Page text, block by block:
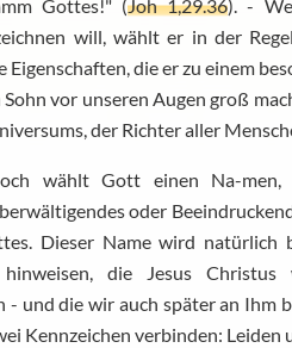
Gottes!" (Joh 1,29.36). -
will, wählt er in der
Eigenschaften, die er zu einem
vor unseren Augen groß
der Richter aller
wählt Gott einen Na-
oder
Dieser Name wird
hinweisen, die Jesus
- und die wir auch später an Ihm
Kennzeichen verbinden: